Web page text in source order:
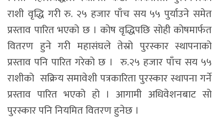
राशी वृद्धि गरी रु. २५ हजार पाँच सय ५५ पुर्याउने समेत
प्रस्ताव पारित भएको छ । कोष वृद्धिपछि सोही कोषमार्फत
वितरण हुने गरी महासंघले तेस्रो पुरस्कार स्थापनाको
प्रस्ताव पनि पारित गरेको छ । रु.२५ हजार पाँच सय ५५
राशीको सक्रिय समावेशी पत्रकारिता पुरस्कार स्थापना गर्ने
प्रस्ताव पारित भएको हो । आगामी अधिवेशनबाट सो
पुरस्कार पनि नियमित वितरण हुनेछ ।